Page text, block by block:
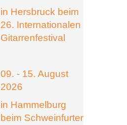
in Hersbruck beim
26. Internationalen
Gitarrenfestival
09. - 15. August
2026
in Hammelburg
beim Schweinfurter